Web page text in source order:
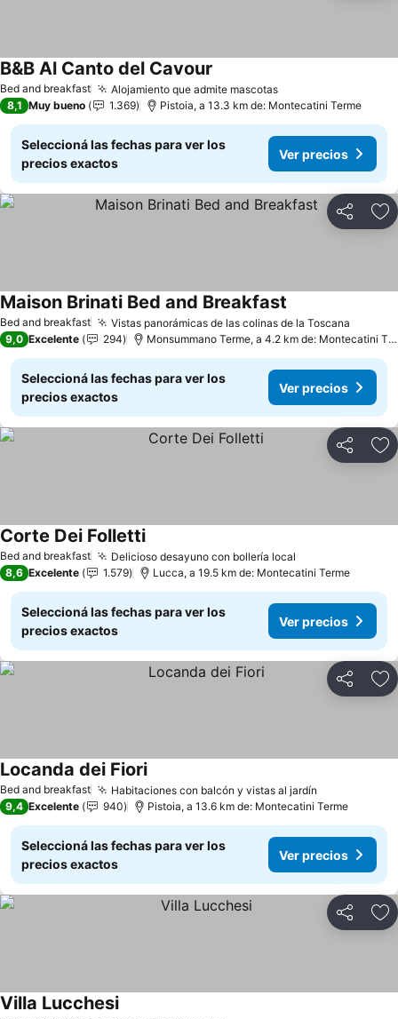
Bed and breakfast Alojamiento que admite mascotasVer precios
B&B Al Canto del Cavour
8,1 Muy bueno 1.369 Pistoia, a 13.3 km de: Montecatini Terme
Seleccioná las fechas para ver los
precios exactos
Ver precios
Compartir
Bed and breakfast Vistas panorámicas de las colinas de la Toscana
Maison Brinati Bed and Breakfast
9,0 Excelente 294 Monsummano Terme, a 4.2 km de: Montecatini
Seleccioná las fechas para ver los
precios exactos
Ver precios
Compartir
Bed and breakfast Delicioso desayuno con bollería local
Corte Dei FollettiVer precios
8,6 Excelente 1.579 Lucca, a 19.5 km de: Montecatini Terme
Seleccioná las fechas para ver los
precios exactos
Ver precios
Compartir
Bed and breakfast Habitaciones con balcón y vistas al jardín
Locanda dei FioriVer precios
9,4 Excelente 940 Pistoia, a 13.6 km de: Montecatini Terme
Seleccioná las fechas para ver los
precios exactos
Ver precios
Compartir
Villa LucchesiVer precios